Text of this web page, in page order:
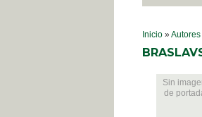
SE
Inicio »Autores
Sin
de